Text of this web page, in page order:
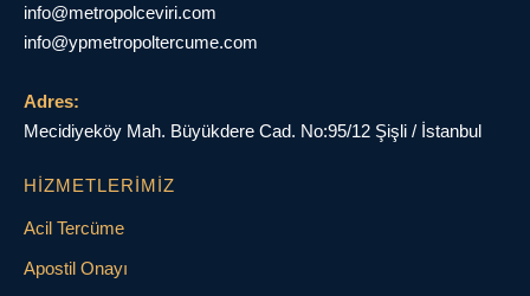
info@metropolceviri.com
info@ypmetropoltercume.com
Adres:
Mecidiyeköy Mah. Büyükdere Cad. No:95/12 Şişli / İstanbul
HIZMETLERIMIZ
Acil Tercüme
Apostil Onayı